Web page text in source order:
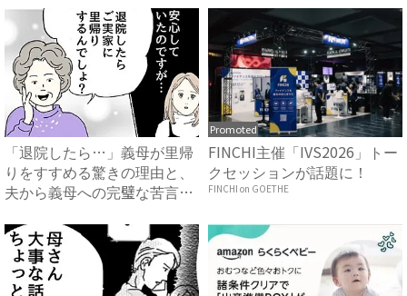
「退院したら…」義母が里帰
りをすすめる驚きの理由と、
夫から義母への完璧な苦言
Promoted
FINCHI主催「IVS2026」トー
クセッションが話題に！
FINCHI on GOETHE